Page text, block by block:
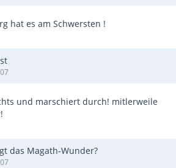
hat es am Schwersten !
und marschiert durch! mitlerweile
das Magath-Wunder?